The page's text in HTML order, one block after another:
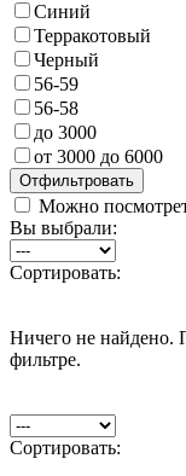
Синий
Терракотовый
Черный
56-59
56-58
до 3000
от 3000 до 6000
Можно
Вы выбрали:
Сортировать:
Ничего не найдено.
фильтре.
Сортировать: